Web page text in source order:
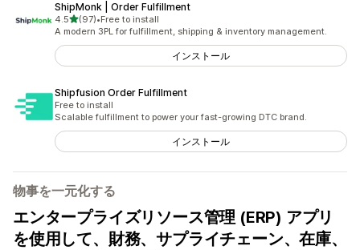
ShipMonk | Order Fulfillment
4.55つ星中
(97)
合計レビュー数：97件
•Free to install
A modern 3PL for fulfillment, shipping & inventory management.
インストール
Shipfusion Order Fulfillment
Free to install
Scalable fulfillment to power your fast-growing DTC brand.
インストール
物事を一元化する
エンタープライズリソース管理 (ERP) アプリ
を使用して、財務、サプライチェーン、在庫、